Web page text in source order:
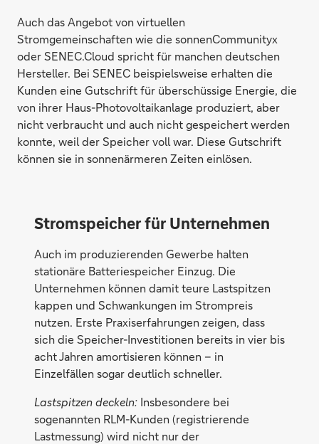
Auch das Angebot von virtuellen
Stromgemeinschaften wie die sonnenCommunityx
oder SENEC.Cloud spricht für manchen deutschen
Hersteller. Bei SENEC beispielsweise erhalten die
Kunden eine Gutschrift für überschüssige Energie, die
von ihrer Haus-Photovoltaikanlage produziert, aber
nicht verbraucht und auch nicht gespeichert werden
konnte, weil der Speicher voll war. Diese Gutschrift
können sie in sonnenärmeren Zeiten einlösen.
Stromspeicher für Unternehmen
Auch im produzierenden Gewerbe halten
stationäre Batteriespeicher Einzug. Die
Unternehmen können damit teure Lastspitzen
kappen und Schwankungen im Strompreis
nutzen. Erste Praxiserfahrungen zeigen, dass
sich die Speicher-Investitionen bereits in vier bis
acht Jahren amortisieren können – in
Einzelfällen sogar deutlich schneller.
Lastspitzen deckeln: Insbesondere bei
sogenannten RLM-Kunden (registrierende
Lastmessung) wird nicht nur der